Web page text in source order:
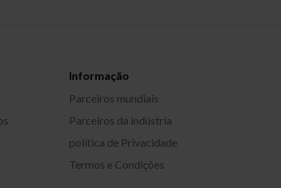
Informação
Parceiros mundiais
Parceiros da indústria
política de Privacidade
Termos e Condições